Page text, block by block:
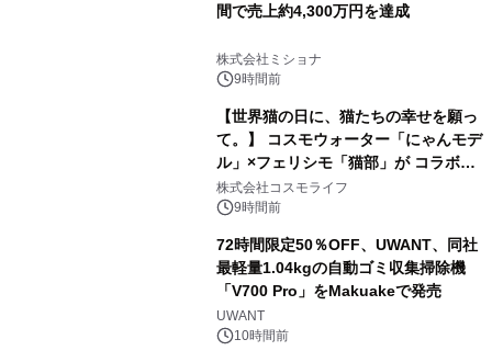
間で売上約4,300万円を達成
株式会社ミショナ
9時間前
【世界猫の日に、猫たちの幸せを願っ
て。】 コスモウォーター「にゃんモデ
ル」×フェリシモ「猫部」が コラボキ
ャンペーンを実施
株式会社コスモライフ
9時間前
72時間限定50％OFF、UWANT、同社
最軽量1.04kgの自動ゴミ収集掃除機
「V700 Pro」をMakuakeで発売
UWANT
10時間前